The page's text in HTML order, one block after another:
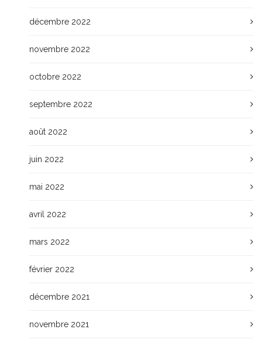
décembre 2022
novembre 2022
octobre 2022
septembre 2022
août 2022
juin 2022
mai 2022
avril 2022
mars 2022
février 2022
décembre 2021
novembre 2021